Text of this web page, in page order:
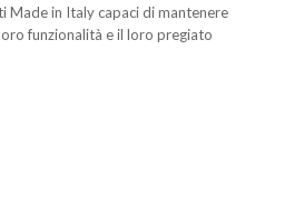
Made in Italy capaci di mantenere
funzionalità e il loro pregiato